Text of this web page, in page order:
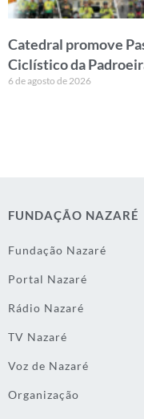
Catedral promove
Ciclístico da
6 de agosto de 2026
FUNDAÇÃO NAZARÉ
Fundação Nazaré
Portal Nazaré
Rádio Nazaré
TV Nazaré
Voz de Nazaré
Organização